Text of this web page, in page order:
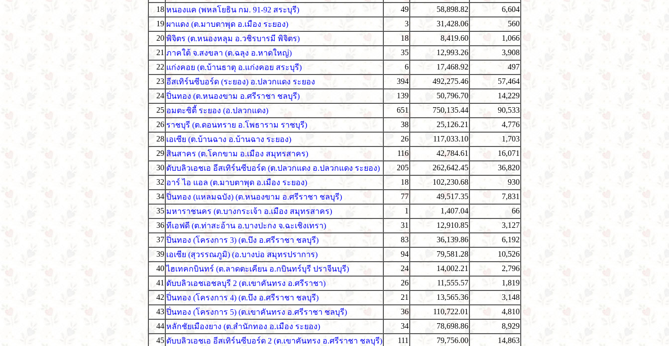
18 หนองแค (พหลโยธิน กม. 91-92 สระบุรี) 49 58,898.82
6,604
19 ผาแดง (ต.มาบตาพุด อ.เมือง ระยอง) 3 31,428.06
560
20 พิจิตร (ต.หนองหลุม อ.วชิรบารมี พิจิตร) 18 8,419.60
1,066
21 ภาคใต้ จ.สงขลา (ต.ฉลุง อ.หาดใหญ่) 35 12,993.26
3,908
22 แก่งคอย (ต.บ้านธาตุ อ.แก่งคอย สระบุรี) 6 17,468.92
497
23 อีสเทิร์นซีบอร์ด (ระยอง) อ.ปลวกแดง ระยอง 394 492,275.46
57,464
24 ปิ่นทอง (ต.หนองขาม อ.ศรีราชา ชลบุรี) 139 50,796.70
14,229
25 อมตะซิตี้ ระยอง (อ.ปลวกแดง) 651 750,135.44
90,533
26 ราชบุรี (ต.ดอนทราย อ.โพธาราม ราชบุรี) 38 25,126.21
4,776
28 เอเซีย (ต.บ้านฉาง อ.บ้านฉาง ระยอง) 26 117,033.10
1,703
29 สินสาคร (ต.โคกขาม อ.เมือง สมุทรสาคร) 116 42,784.61
16,071
30 ดับบลิวเอชเอ อีสเทิร์นซีบอร์ด (ต.ปลวกแดง อ.ปลวกแดง ระยอง) 205 262,642.45
36,820
32 อาร์ ไอ แอล (ต.มาบตาพุด อ.เมือง ระยอง) 18 102,230.68
930
34 ปิ่นทอง (แหลมฉบัง) (ต.หนองขาม อ.ศรีราชา ชลบุรี) 77 49,517.35
7,831
35 มหาราชนคร (ต.บางกระเจ้า อ.เมือง สมุทรสาคร) 1 1,407.04
66
36 ทีเอฟดี (ต.ท่าสะอ้าน อ.บางปะกง จ.ฉะเชิงเทรา) 31 12,910.85
3,127
37 ปิ่นทอง (โครงการ 3) (ต.บึง อ.ศรีราชา ชลบุรี) 83 36,139.86
6,192
39 เอเซีย (สุวรรณภูมิ) (อ.บางบ่อ สมุทรปราการ) 94 79,581.28
10,526
40 ไฮเทคกบินทร์ (ต.ลาดตะเคียน อ.กบินทร์บุรี ปราจีนบุรี) 24 14,002.21
2,796
41 ดับบลิวเอชเอชลบุรี 2 (ต.เขาคันทรง อ.ศรีราชา) 26 11,555.57
1,819
42 ปิ่นทอง (โครงการ 4) (ต.บึง อ.ศรีราชา ชลบุรี) 21 13,565.36
3,148
43 ปิ่นทอง (โครงการ 5) (ต.เขาคันทรง อ.ศรีราชา ชลบุรี) 36 110,722.01
4,810
44 หลักชัยเมืองยาง (ต.สำนักทอง อ.เมือง ระยอง) 34 78,698.86
8,929
45 ดับบลิวเอชเอ อีสเทิร์นซีบอร์ด 2 (ต.เขาคันทรง อ.ศรีราชา ชลบุรี) 111 79,756.00
14,863